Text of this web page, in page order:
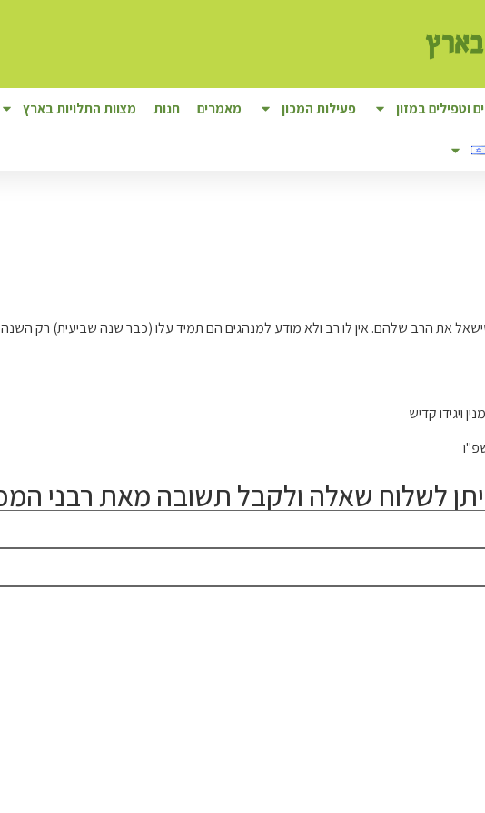
וטפילים במזון פעילות המכון מאמרים חנות מצוות התלויות בארץ
את הרב שלהם. אין לו רב ולא מודע למנהגים הם תמיד עלו (כבר שנה שביעית) רק
ויגידו קדיש
לשלוח שאלה ולקבל תשובה מאת רבני